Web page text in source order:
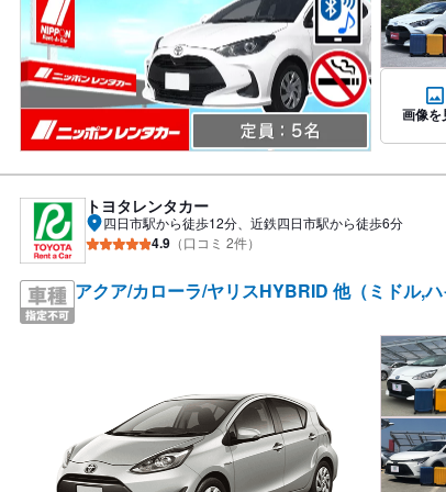
画像を
トヨタレンタカー
四日市駅から徒歩12分、近鉄四日市駅から徒歩6分
4.9 （口コミ 2件）
アクア/カローラ/ヤリスHYBRID 他（ミドル,ハ